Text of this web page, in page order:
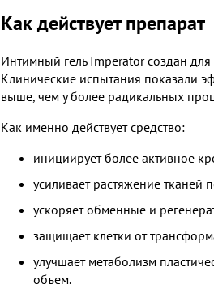
Как действует препарат
Интимный гель Imperator создан
Клинические испытания показали
выше, чем у более радикальных
Как именно действует средство:
инициирует более активное
усиливает растяжение
ускоряет обменные и
защищает клетки от
улучшает метаболизм
объем.